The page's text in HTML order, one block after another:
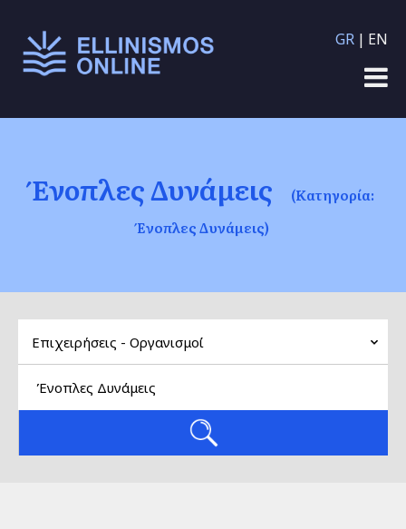
κυρίως περιεχόμενο
GR EN
Ένοπλες Δυνάμεις
(Κατηγορία:
Ένοπλες Δυνάμεις)